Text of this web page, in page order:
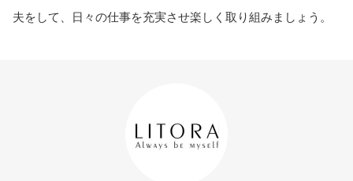
夫をして、日々の仕事を充実させ楽しく取り組みましょう。